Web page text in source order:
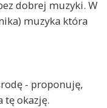
dobrej muzyki. W
muzyka która
- proponuję,
tę okazję.